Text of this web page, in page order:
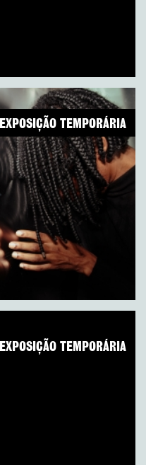
EXPOSIÇÃO TEMPORÁRIA
EXPOSIÇÃO TEMPORÁRIA